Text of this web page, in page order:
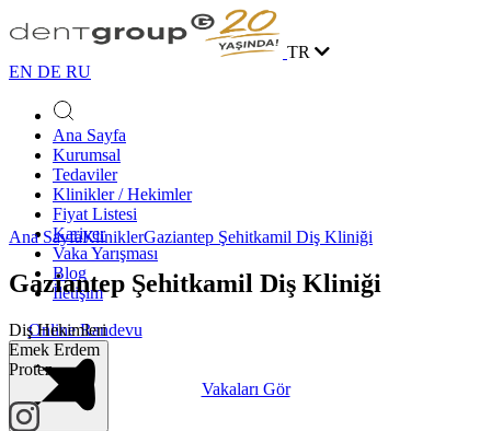
TR
EN DE RU
Ana Sayfa
Kurumsal
Tedaviler
Klinikler / Hekimler
Fiyat Listesi
Kariyer
Vaka Yarışması
Blog
İletişim
Online Randevu
Ana SayfaKliniklerGaziantep Şehitkamil Diş Kliniği
Gaziantep Şehitkamil Diş Kliniği
Diş Hekimleri
Emek Erdem
Protez
Vakaları Gör